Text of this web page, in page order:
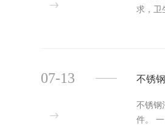
求，卫
不锈
不锈钢
件。 一
07-13